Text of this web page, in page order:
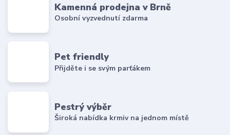
Kamenná prodejna v Brně
Osobní vyzvednutí zdarma
Pet friendly
Přijděte i se svým parťákem
Pestrý výběr
Široká nabídka krmiv na jednom místě